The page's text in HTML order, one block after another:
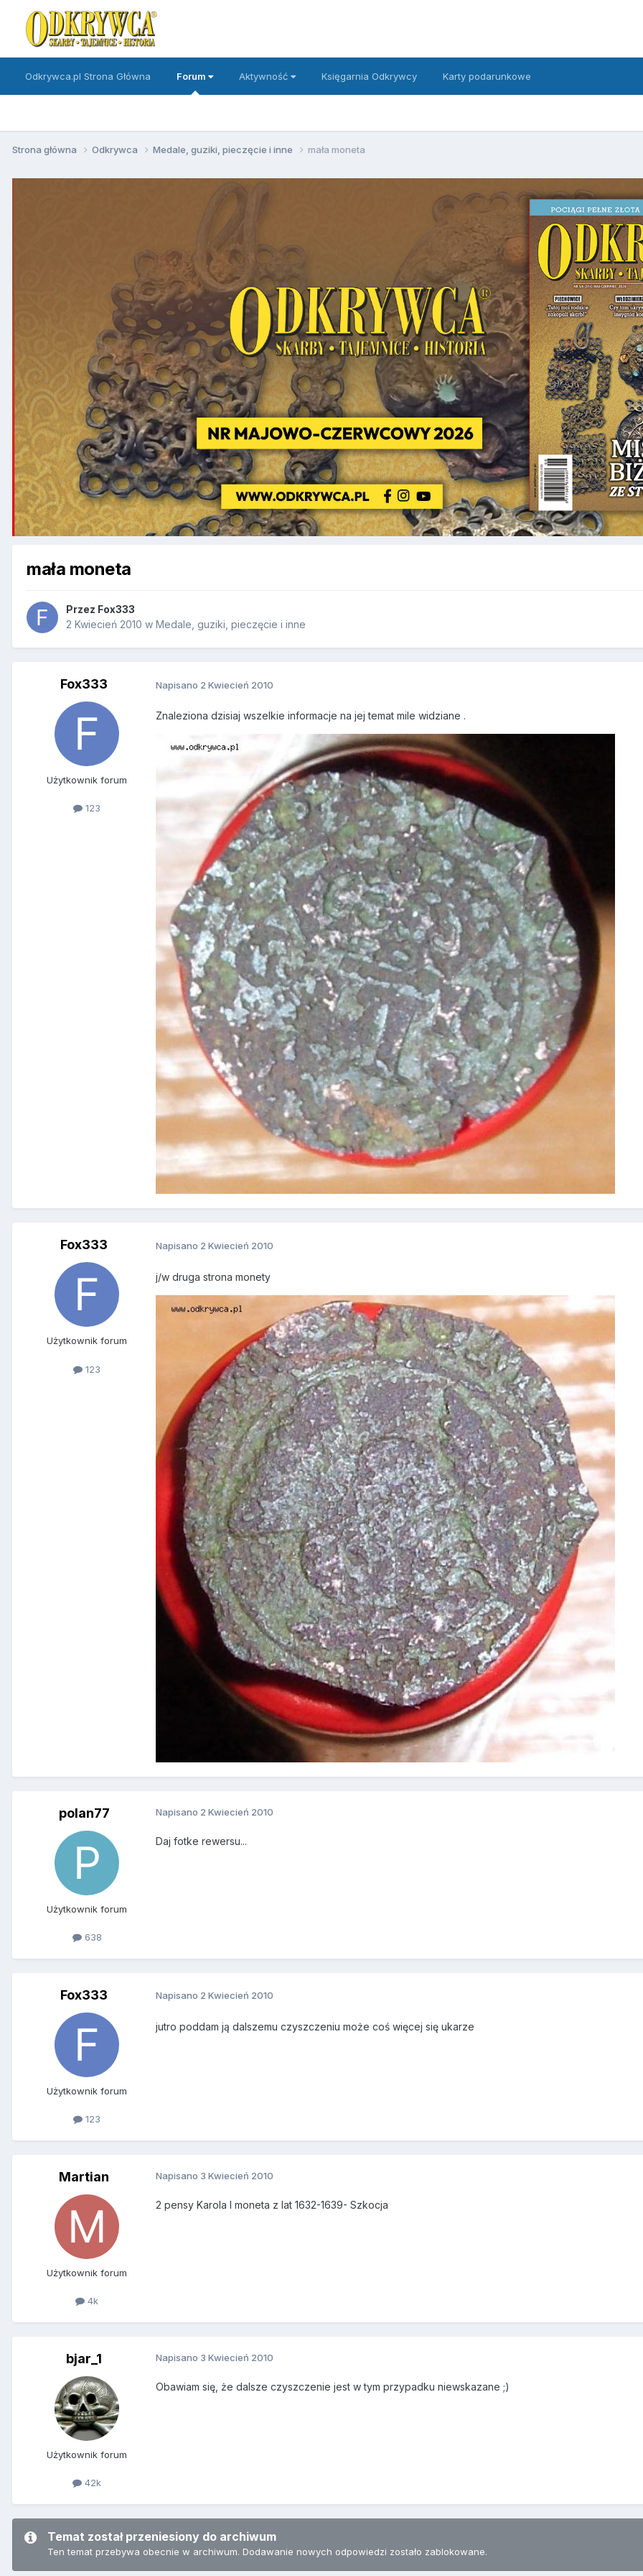
Odkrywca.pl Strona Główna Forum Aktywność Księgarnia Odkrywcy Karty podarunkowe
Strona główna Odkrywca Medale, guziki, pieczęcie i inne mała moneta
mała moneta
Przez Fox333
2 Kwiecień 2010 w Medale, guziki, pieczęcie i inne
Fox333
Użytkownik forum
123
Napisano 2 Kwiecień 2010
Znaleziona dzisiaj wszelkie informacje na jej temat mile widziane .
Fox333
Użytkownik forum
123
Napisano 2 Kwiecień 2010
j/w druga strona monety
polan77
Użytkownik forum
638
Napisano 2 Kwiecień 2010
Daj fotke rewersu...
Fox333
Użytkownik forum
123
Napisano 2 Kwiecień 2010
jutro poddam ją dalszemu czyszczeniu może coś więcej się ukarze
Martian
Użytkownik forum
4k
Napisano 3 Kwiecień 2010
2 pensy Karola I moneta z lat 1632-1639- Szkocja
bjar_1
Użytkownik forum
42k
Napisano 3 Kwiecień 2010
Obawiam się, że dalsze czyszczenie jest w tym przypadku niewskazane ;)
Temat został przeniesiony do archiwum
Ten temat przebywa obecnie w archiwum. Dodawanie nowych odpowiedzi zostało zablokowane.